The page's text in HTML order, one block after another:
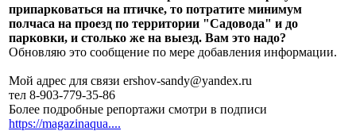
припарковаться на птичке, то потратите минимум
полчаса на проезд по территории "Садовода" и до
парковки, и столько же на выезд. Вам это надо?
Обновляю это сообщение по мере добавления информации.
Мой адрес для связи ershov-sandy@yandex.ru
тел 8-903-779-35-86
Более подробные репортажи смотри в подписи
https://magazinaqua....